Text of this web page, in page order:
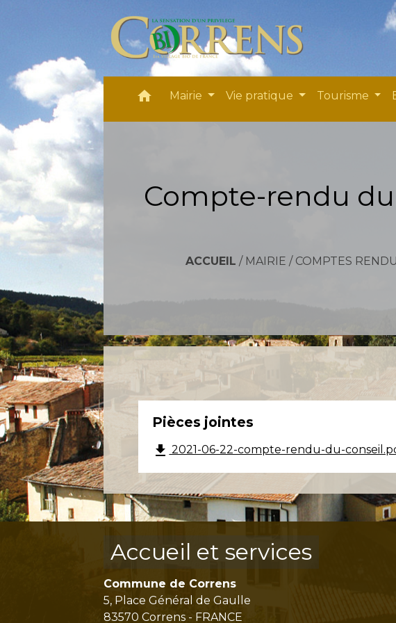
home Mairie Vie pratique Tourisme
Compte-rendu
ACCUEIL / MAIRIE / COMPTES
Pièces jointes
file_download2021-06-22-compte-rendu-du-
Accueil et services
Commune de Correns
5, Place Général de Gaulle
83570 Correns - FRANCE